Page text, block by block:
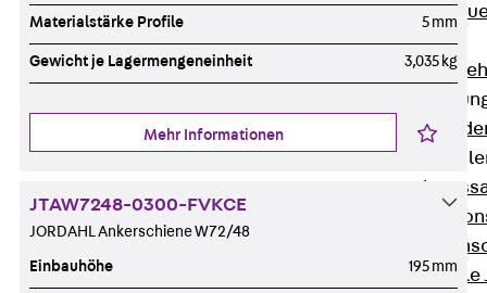
Zurück
GRIPRIP®
Zurück
Winkelkonsole
Materialstärke Profile 5 mm
Gewicht je Lagermengeneinheit 3,035 kg
Mehr Informationen
JTAW7248-0300-FVKCE
JORDAHL Ankerschiene W72/48
Einbauhöhe 195 mm